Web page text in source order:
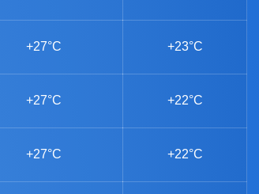
+27°C +23°C
+27°C +22°C
+27°C +22°C